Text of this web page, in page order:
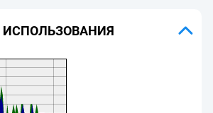
ИСПОЛЬЗОВАНИЯ